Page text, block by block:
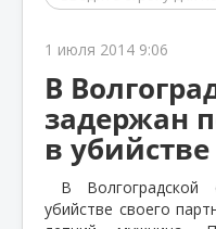
1 июля 2014 9:06
В
задержан
в
В
убийстве своего